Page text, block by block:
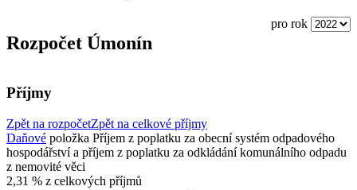
pro rok
Rozpočet Úmonín
Příjmy
Zpět na rozpočetZpět na celkové příjmy
Daňové položka Příjem z poplatku za obecní systém odpadového
hospodářství a příjem z poplatku za odkládání komunálního odpadu
z nemovité věci
2,31 % z celkových příjmů